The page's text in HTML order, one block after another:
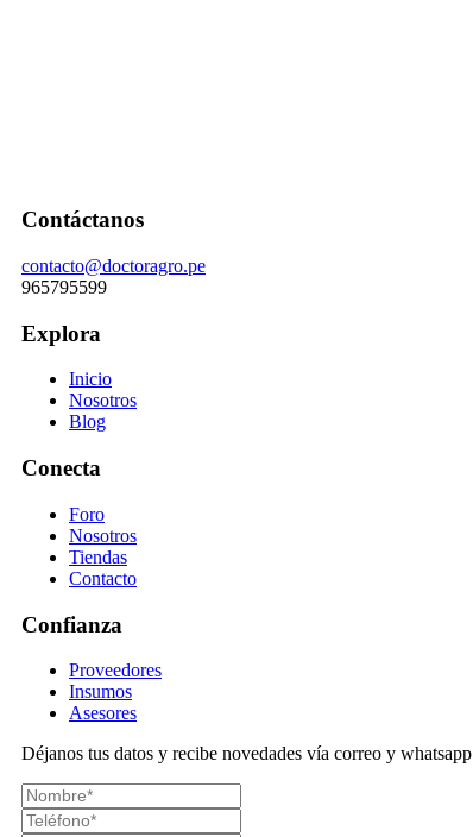
Contáctanos
contacto@doctoragro.pe
965795599
Explora
Inicio
Nosotros
Blog
Conecta
Foro
Nosotros
Tiendas
Contacto
Confianza
Proveedores
Insumos
Asesores
Déjanos tus datos y recibe novedades vía correo y whatsapp